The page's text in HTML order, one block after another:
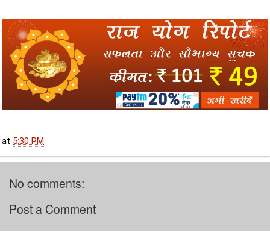
at 5:30 PM
No comments:
Post a Comment